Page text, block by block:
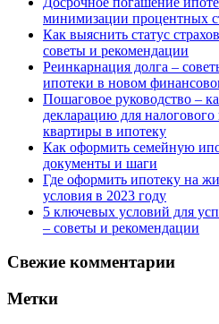
минимизации процентных
Как выяснить статус
советы и рекомендации
Реинкарнация долга –
ипотеки в новом
Пошаговое руководство –
декларацию для
квартиры в ипотеку
Как оформить семейную
документы и шаги
Где оформить ипотеку на
условия в 2023 году
5 ключевых условий для
– советы и рекомендации
Свежие комментарии
Метки